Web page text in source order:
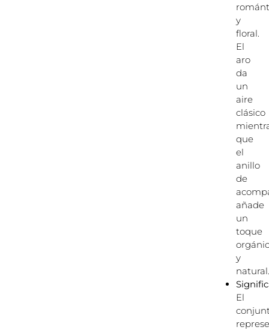
y
floral.
El
aro
da
un
aire
clásico
que
el
anillo
de
añade
un
toque
y
natural.
El